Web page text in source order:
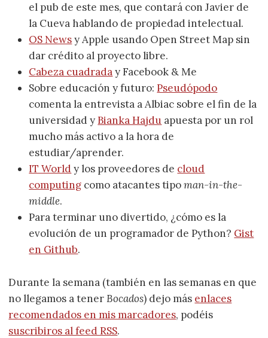
el pub de este mes, que contará con Javier de
la Cueva hablando de propiedad intelectual.
OS Newsy Apple usando Open Street Map sin
dar crédito al proyecto libre.
Cabeza cuadraday Facebook & Me
Sobre educación y futuro:Pseudópodo
comenta la entrevista a Albiac sobre el fin de la
universidad yBianka Hajdu apuesta por un rol
mucho más activo a la hora de
estudiar/aprender.
IT Worldy los proveedores de cloud
computing como atacantes tipoman-in-the-
middle.
Para terminar uno divertido, ¿cómo es la
evolución de un programador de Python? Gist
en Github.
Durante la semana (también en las semanas en que
no llegamos a tenerBocados) dejo más enlaces
recomendados en mis marcadores, podéis
suscribiros al feed RSS.